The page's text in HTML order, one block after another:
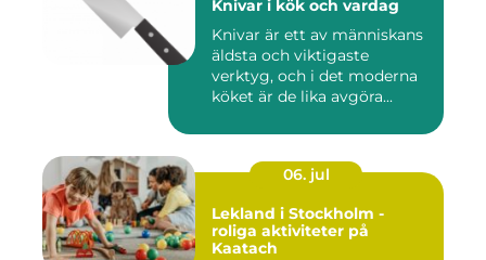
Knivar i kök och vardag
Knivar är ett av människans
äldsta och viktigaste
verktyg, och i det moderna
köket är de lika avgöra...
06. jul
Lekland i Stockholm -
roliga aktiviteter på
Kaatach